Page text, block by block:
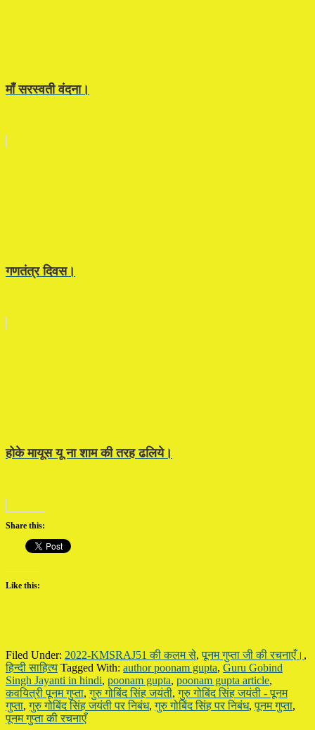
माँ सरस्वती वंदना।
गणतंत्र दिवस।
होके मायूस यू ना शाम की तरह ढलिये।
Share this:
Like this:
Filed Under: 2022-KMSRAJ51 की कलम से,पूनम गुप्ता जी की रचनाएँ। ,
हिन्दी साहित्य Tagged With: author poonam gupta, Guru Gobind
Singh Jayanti in hindi, poonam gupta, poonam gupta article,
कवयित्री पूनम गुप्ता,गुरु गोबिंद सिंह जयंती,गुरु गोबिंद सिंह जयंती - पूनम
गुप्ता,गुरु गोबिंद सिंह जयंती पर निबंध,गुरु गोबिंद सिंह पर निबंध,पूनम गुप्ता,
पूनम गुप्ता की रचनाएँ